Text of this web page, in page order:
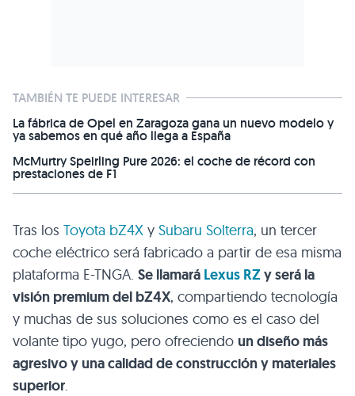
TAMBIÉN TE PUEDE INTERESAR
La fábrica de Opel en Zaragoza gana un nuevo modelo y
ya sabemos en qué año llega a España
McMurtry Speirling Pure 2026: el coche de récord con
prestaciones de F1
Tras los Toyota bZ4X y Subaru Solterra, un tercer
coche eléctrico será fabricado a partir de esa misma
plataforma E-TNGA. Se llamará Lexus RZy será la
visión premium del bZ4X, compartiendo tecnología
y muchas de sus soluciones como es el caso del
volante tipo yugo, pero ofreciendo un diseño más
agresivo y una calidad de construcción y materiales
superior.